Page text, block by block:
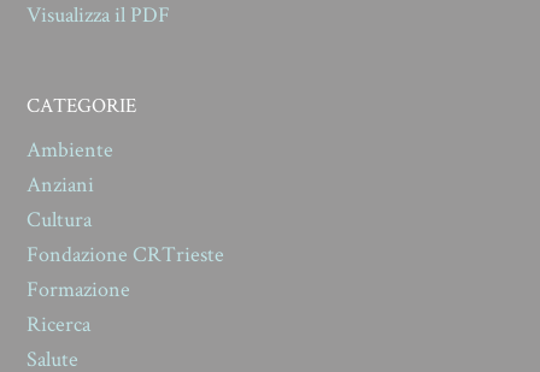
Visualizza il PDF
CATEGORIE
Ambiente
Anziani
Cultura
Fondazione CRTrieste
Formazione
Ricerca
Salute